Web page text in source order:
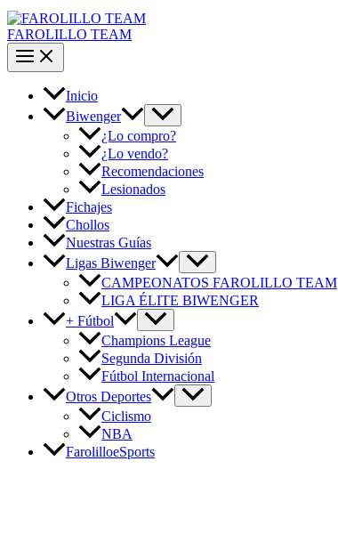
FAROLILLO TEAM
Inicio
Biwenger
¿Lo compro?
¿Lo vendo?
Recomendaciones
Lesionados
Fichajes
Chollos
Nuestras Guías
Ligas Biwenger
CAMPEONATOS FAROLILLO TEAM
LIGA ÉLITE BIWENGER
+ Fútbol
Champions League
Segunda División
Fútbol Internacional
Otros Deportes
Ciclismo
NBA
FarolilloeSports